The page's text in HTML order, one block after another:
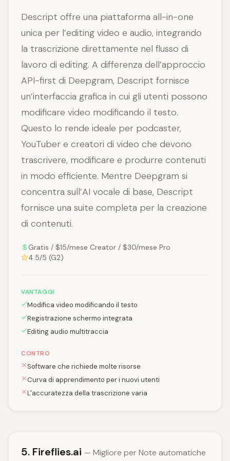
Descript offre una piattaforma all-in-one
unica per l’editing video e audio, integrando
la trascrizione direttamente nel flusso di
lavoro di editing. A differenza dell’approccio
API-first di Deepgram, Descript fornisce
un’interfaccia grafica in cui gli utenti possono
modificare video modificando il testo.
Questo lo rende ideale per podcaster,
YouTuber e creatori di video che devono
trascrivere, modificare e produrre contenuti
in modo efficiente. Mentre Deepgram si
concentra sull’AI vocale di base, Descript
fornisce una suite completa per la creazione
di contenuti.
Gratis / $15/mese Creator / $30/mese Pro
4.5/5 (G2)
VANTAGGI
Modifica video modificando il testo
Registrazione schermo integrata
Editing audio multitraccia
CONTRO
Software che richiede molte risorse
Curva di apprendimento per i nuovi utenti
L'accuratezza della trascrizione varia
5. Fireflies.ai — Migliore per Note automatiche